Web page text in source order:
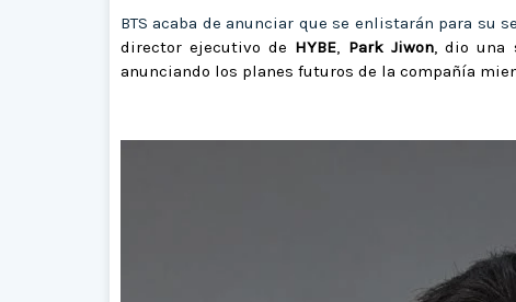
BTS acaba de anunciar que se enlistarán para su
director ejecutivo de HYBE, Park Jiwon, dio una
anunciando los planes futuros de la compañía